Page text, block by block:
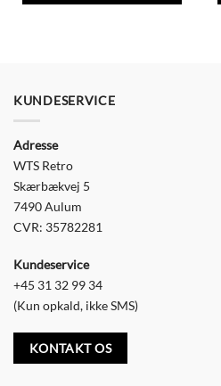
KUNDESERVICE
Adresse
WTS Retro
Skærbækvej 5
7490 Aulum
CVR: 35782281
Kundeservice
+45 31 32 99 34
(Kun opkald, ikke SMS)
KONTAKT OS